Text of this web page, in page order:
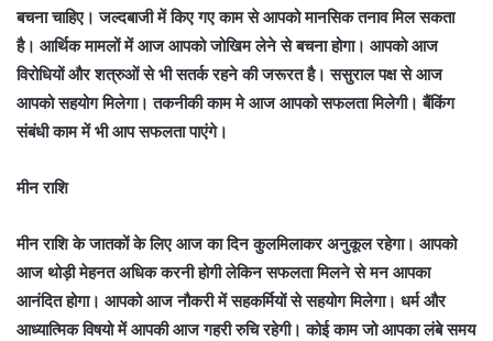
बचना चाहिए। जल्दबाजी में किए गए काम से आपको मानसिक तनाव मिल सकता
है। आर्थिक मामलों में आज आपको जोखिम लेने से बचना होगा। आपको आज
विरोधियों और शत्रुओं से भी सतर्क रहने की जरूरत है। ससुराल पक्ष से आज
आपको सहयोग मिलेगा। तकनीकी काम मे आज आपको सफलता मिलेगी। बैंकिंग
संबंधी काम में भी आप सफलता पाएंगे।
मीन राशि
मीन राशि के जातकों के लिए आज का दिन कुलमिलाकर अनुकूल रहेगा। आपको
आज थोड़ी मेहनत अधिक करनी होगी लेकिन सफलता मिलने से मन आपका
आनंदित होगा। आपको आज नौकरी में सहकर्मियों से सहयोग मिलेगा। धर्म और
आध्यात्मिक विषयो में आपकी आज गहरी रुचि रहेगी। कोई काम जो आपका लंबे समय